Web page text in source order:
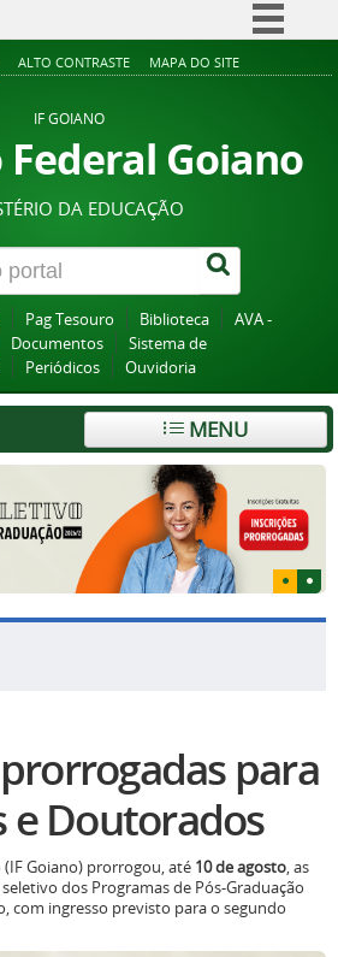
Simplifique!
Acesso à informação
Legislação
Canais
ALTO CONTRASTE MAPA DO SITE
IF GOIANO
Goiano
DA EDUCAÇÃO
Pag Tesouro Biblioteca
AVA -
Documentos
Sistema de
Periódicos Ouvidoria
MENU
para
e Doutorados
Goiano) prorrogou, até 10 de agosto, as
dos Programas de Pós-Graduação
com ingresso previsto para o segundo